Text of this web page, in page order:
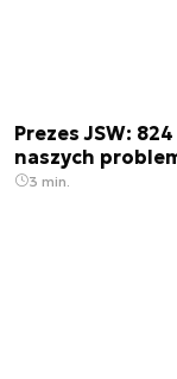
Prezes JSW:
naszych
3 min.